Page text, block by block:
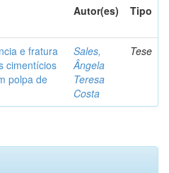
Autor(es) Tipo
e fratura
cimentícios
polpa de
Sales,
Ângela
Teresa
Costa
Tese